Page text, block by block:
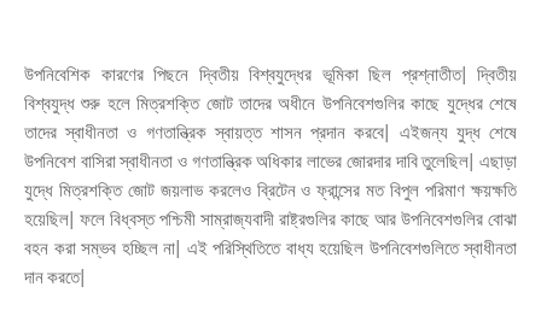
উপনিবেশিক কারণের পিছনে দ্বিতীয় বিশ্বযুদ্ধের ভূমিকা ছিল প্রশ্নাতীত| দ্বিতীয়
বিশ্বযুদ্ধ শুরু হলে মিত্রশক্তি জোট তাদের অধীনে উপনিবেশগুলির কাছে যুদ্ধের শেষে
তাদের স্বাধীনতা ও গণতান্ত্রিক স্বায়ত্ত শাসন প্রদান করবে| এইজন্য যুদ্ধ শেষে
উপনিবেশ বাসিরা স্বাধীনতা ও গণতান্ত্রিক অধিকার লাভের জোরদার দাবি তুলেছিল| এছাড়া
যুদ্ধে মিত্রশক্তি জোট জয়লাভ করলেও ব্রিটেন ও ফ্রান্সের মত বিপুল পরিমাণ ক্ষয়ক্ষতি
হয়েছিল| ফলে বিধ্বস্ত পশ্চিমী সাম্রাজ্যবাদী রাষ্ট্রগুলির কাছে আর উপনিবেশগুলির বোঝা
বহন করা সম্ভব হচ্ছিল না| এই পরিস্থিতিতে বাধ্য হয়েছিল উপনিবেশগুলিতে স্বাধীনতা
দান করতে|